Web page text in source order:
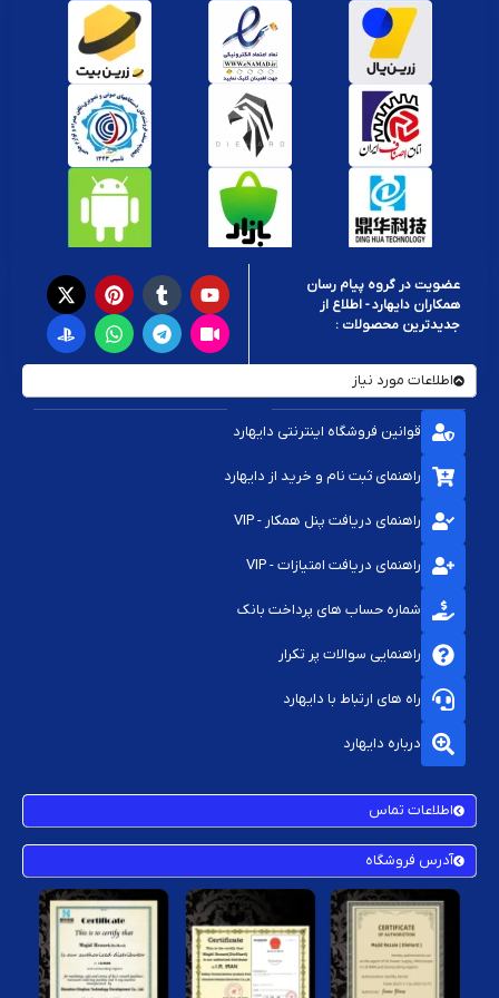
عضویت در گروه پیام رسان
همکاران دایهارد - اطلاع از
جدیدترین محصولات :
اطلاعات مورد نیاز
قوانین فروشگاه اینترنتی دایهارد
راهنمای ثبت نام و خرید از دایهارد
راهنمای دریافت پنل همکار - VIP
راهنمای دریافت امتیازات - VIP
شماره حساب های پرداخت بانک
راهنمایی سوالات پر تکرار
راه های ارتباط با دایهارد
درباره دایهارد
اطلاعات تماس
آدرس فروشگاه